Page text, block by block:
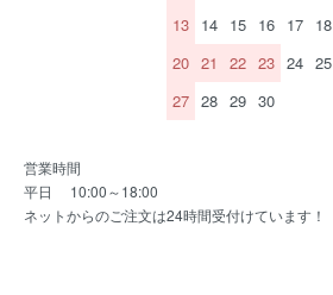
13 14 15 16 17 18
20 21 22 23 24 25
27 28 29 30
営業時間
平日 10:00～18:00
ネットからのご注文は24時間受付けています！